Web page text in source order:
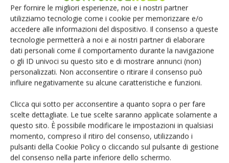
Per fornire le migliori esperienze, noi e i nostri partner
utilizziamo tecnologie come i cookie per memorizzare e/o
accedere alle informazioni del dispositivo. Il consenso a queste
tecnologie permetterà a noi e ai nostri partner di elaborare
dati personali come il comportamento durante la navigazione
o gli ID univoci su questo sito e di mostrare annunci (non)
personalizzati. Non acconsentire o ritirare il consenso può
influire negativamente su alcune caratteristiche e funzioni.
Clicca qui sotto per acconsentire a quanto sopra o per fare
scelte dettagliate. Le tue scelte saranno applicate solamente a
questo sito. È possibile modificare le impostazioni in qualsiasi
momento, compreso il ritiro del consenso, utilizzando i
pulsanti della Cookie Policy o cliccando sul pulsante di gestione
del consenso nella parte inferiore dello schermo.
Quali processi di test/validazione sono stati
utilizzati?
Come per qualsiasi sistema, il livello di complessità impone
l'approccio ai test. Tipicamente, ogni funzione software
potrebbe essere collaudata separatamente e seguita da
un test di integrazione in cui sono riunite le varie funzioni.
Questo test dovrebbe includere anche la validazione della
sequenza di correzione degli errori utilizzata per
aumentare l'affidabilità del sistema. Potrebbe esserci un
notevole dispendio di tempo quando non bisogna solo
testare il software ma anche l'hardware Dsc / Dsp, in
quanto responsabile di funzioni o vincoli. L'ultimo passo è il